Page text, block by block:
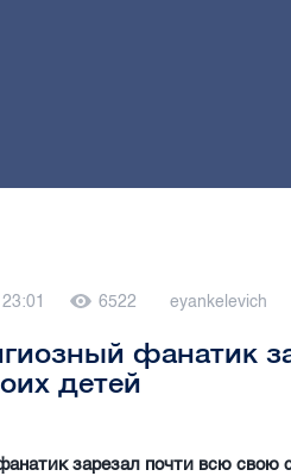
6522 eyankelevich
фанатик
детей
зарезал почти всю свою